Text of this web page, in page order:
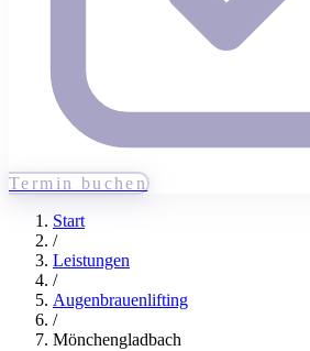
Termin buchen
Start
/
Leistungen
/
Augenbrauenlifting
/
Mönchengladbach